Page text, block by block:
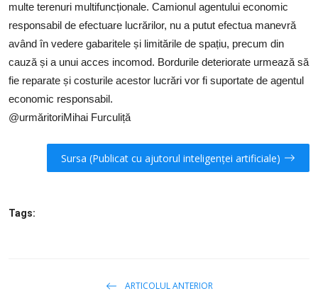
multe terenuri multifuncționale. Camionul agentului economic
responsabil de efectuare lucrărilor, nu a putut efectua manevră
având în vedere gabaritele și limitările de spațiu, precum din
cauză și a unui acces incomod. Bordurile deteriorate urmează să
fie reparate și costurile acestor lucrări vor fi suportate de agentul
economic responsabil.
@urmăritoriMihai Furculiță
Sursa (Publicat cu ajutorul inteligenței artificiale)
Tags:
ARTICOLUL ANTERIOR